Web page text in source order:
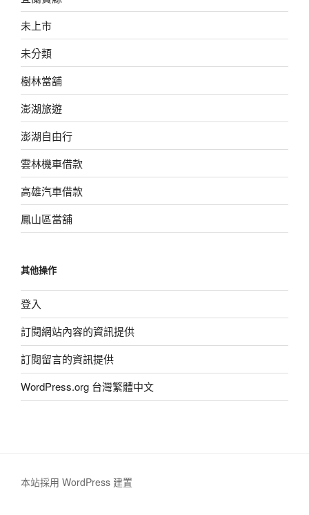
未上市
未分類
樹林當舖
澎湖旅遊
澎湖自由行
雲林機車借款
高雄汽車借款
鳳山區當舖
其他操作
登入
訂閱網站內容的資訊提供
訂閱留言的資訊提供
WordPress.org 台灣繁體中文
本站採用 WordPress 建置